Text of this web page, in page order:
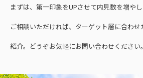
まずは、第一印象をUPさせて内見数を増や
ご相談いただければ、ターゲット層に合わ
紹介。どうぞお気軽にお問い合わせください。